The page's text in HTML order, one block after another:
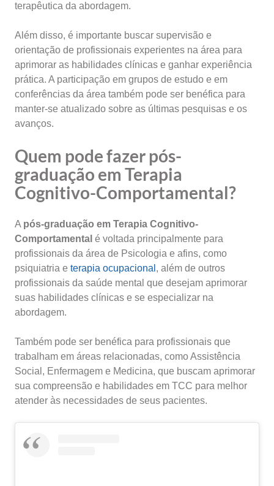
terapêutica da abordagem.
Além disso, é importante buscar supervisão e
orientação de profissionais experientes na área para
aprimorar as habilidades clínicas e ganhar experiência
prática. A participação em grupos de estudo e em
conferências da área também pode ser benéfica para
manter-se atualizado sobre as últimas pesquisas e os
avanços.
Quem pode fazer pós-
graduação em Terapia
Cognitivo-Comportamental?
A pós-graduação em Terapia Cognitivo-
Comportamental é voltada principalmente para
profissionais da área de Psicologia e afins, como
psiquiatria e terapia ocupacional , além de outros
profissionais da saúde mental que desejam aprimorar
suas habilidades clínicas e se especializar na
abordagem.
Também pode ser benéfica para profissionais que
trabalham em áreas relacionadas, como Assistência
Social, Enfermagem e Medicina, que buscam aprimorar
sua compreensão e habilidades em TCC para melhor
atender às necessidades de seus pacientes.